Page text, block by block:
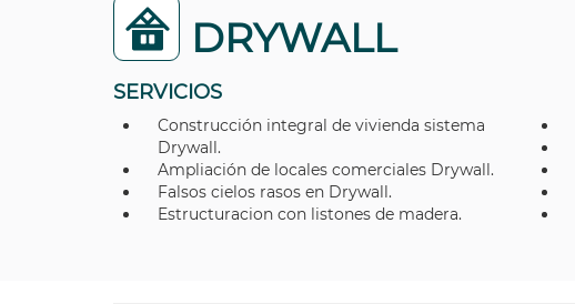
DRYWALL
SERVICIOS
Construcción integral de vivienda sistema
Drywall.
Ampliación de locales comerciales Drywall.
Falsos cielos rasos en Drywall.
Estructuracion con listones de madera.